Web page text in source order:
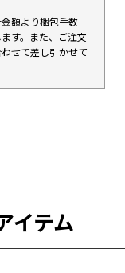
額より梱包手数
す。また、ご注文
せて差し引かせて
イテム